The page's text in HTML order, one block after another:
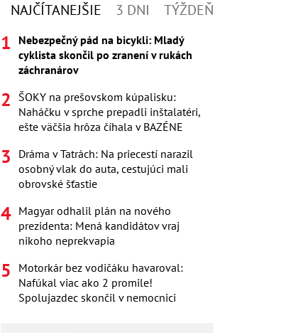
NAJČÍTANEJŠIE 3 DNI TÝŽDEŇ
Nebezpečný pád na bicykli: Mladý
cyklista skončil po zranení v rukách
záchranárov
ŠOKY na prešovskom kúpalisku:
Naháčku v sprche prepadli inštalatéri,
ešte väčšia hrôza číhala v BAZÉNE
Dráma v Tatrách: Na priecestí narazil
osobný vlak do auta, cestujúci mali
obrovské šťastie
Magyar odhalil plán na nového
prezidenta: Mená kandidátov vraj
nikoho neprekvapia
Motorkár bez vodičáku havaroval:
Nafúkal viac ako 2 promile!
Spolujazdec skončil v nemocnici